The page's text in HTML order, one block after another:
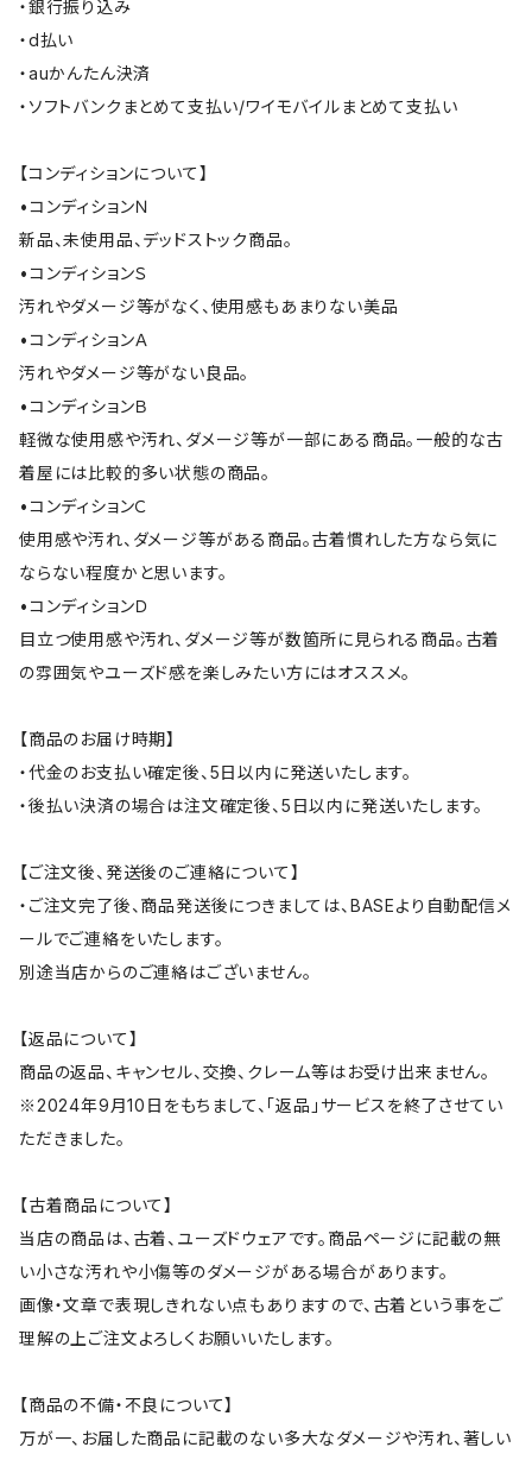
・銀行振り込み
・d払い
・auかんたん決済
・ソフトバンクまとめて支払い/ワイモバイルまとめて支払い
【コンディションについて】
•コンディションＮ
新品、未使用品、デッドストック商品。
•コンディションＳ
汚れやダメージ等がなく、使用感もあまりない美品
•コンディションＡ
汚れやダメージ等がない良品。
•コンディションＢ
軽微な使用感や汚れ、ダメージ等が一部にある商品。一般的な古
着屋には比較的多い状態の商品。
•コンディションＣ
使用感や汚れ、ダメージ等がある商品。古着慣れした方なら気に
ならない程度かと思います。
•コンディションＤ
目立つ使用感や汚れ、ダメージ等が数箇所に見られる商品。古着
の雰囲気やユーズド感を楽しみたい方にはオススメ。
【商品のお届け時期】
・代金のお支払い確定後、5日以内に発送いたします。
・後払い決済の場合は注文確定後、5日以内に発送いたします。
【ご注文後、発送後のご連絡について】
・ご注文完了後、商品発送後につきましては、BASEより自動配信メ
ールでご連絡をいたします。
別途当店からのご連絡はございません。
【返品について】
商品の返品、キャンセル、交換、クレーム等はお受け出来ません。
※2024年9月10日をもちまして、「返品」サービスを終了させてい
ただきました。
【古着商品について】
当店の商品は、古着、ユーズドウェアです。商品ページに記載の無
い小さな汚れや小傷等のダメージがある場合があります。
画像・文章で表現しきれない点もありますので、古着という事をご
理解の上ご注文よろしくお願いいたします。
【商品の不備・不良について】
万が一、お届した商品に記載のない多大なダメージや汚れ、著しい